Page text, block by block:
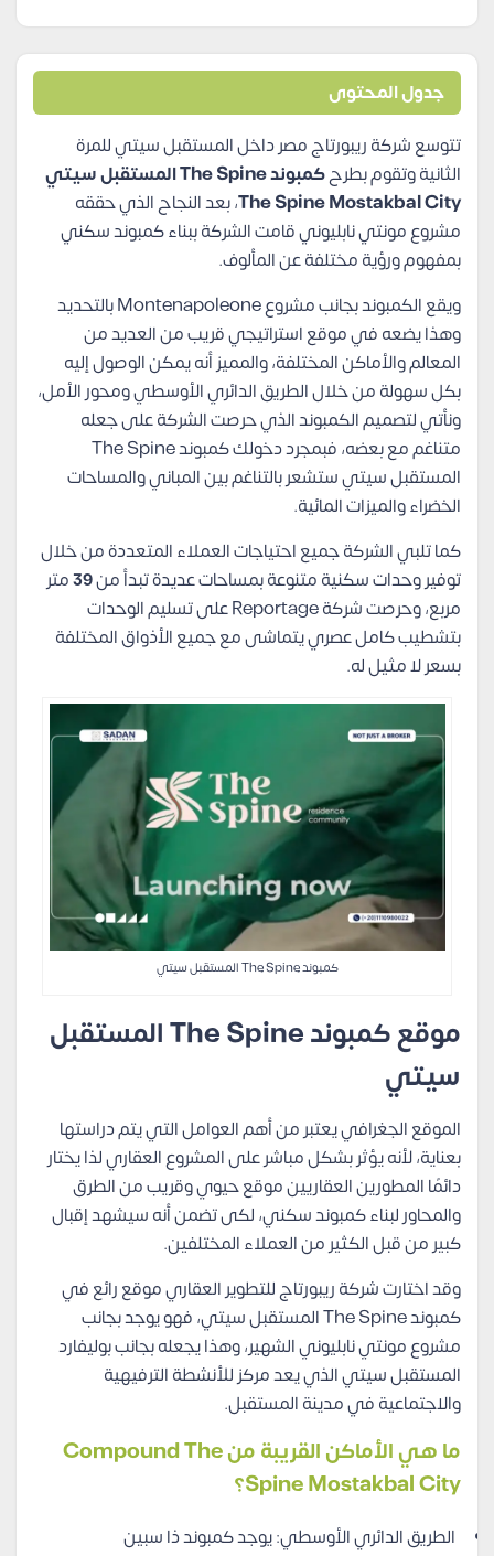
جدول المحتوى
تتوسع شركة ريبورتاج مصر داخل المستقبل سيتي للمرة
الثانية وتقوم بطرح
كمبوند The Spine المستقبل سيتي
The Spine Mostakbal City، بعد النجاح الذي حققه
مشروع مونتي نابليوني قامت الشركة ببناء كمبوند سكني
بمفهوم ورؤية مختلفة عن المألوف.
ويقع الكمبوند بجانب مشروع Montenapoleone بالتحديد
وهذا يضعه في موقع استراتيجي قريب من العديد من
المعالم والأماكن المختلفة، والمميز أنه يمكن الوصول إليه
بكل سهولة من خلال الطريق الدائري الأوسطي ومحور الأمل،
ونأتي لتصميم الكمبوند الذي حرصت الشركة على جعله
متناغم مع بعضه، فبمجرد دخولك كمبوند The Spine
المستقبل سيتي ستشعر بالتناغم بين المباني والمساحات
الخضراء والميزات المائية.
كما تلبي الشركة جميع احتياجات العملاء المتعددة من خلال
توفير وحدات سكنية متنوعة بمساحات عديدة تبدأ من39متر
مربع، وحرصت شركة Reportage على تسليم الوحدات
بتشطيب كامل عصري يتماشى مع جميع الأذواق المختلفة
بسعر لا مثيل له.
كمبوند The Spine المستقبل سيتي
موقع كمبوند The Spine المستقبل
سيتي
الموقع الجغرافي يعتبر من أهم العوامل التي يتم دراستها
بعناية، لأنه يؤثر بشكل مباشر على المشروع العقاري لذا يختار
دائمًا المطورين العقاريين موقع حيوي وقريب من الطرق
والمحاور لبناء كمبوند سكني، لكى تضمن أنه سيشهد إقبال
كبير من قبل الكثير من العملاء المختلفين.
وقد اختارت شركة ريبورتاج للتطوير العقاري موقع رائع في
كمبوند The Spine المستقبل سيتي، فهو يوجد بجانب
مشروع مونتي نابليوني الشهير، وهذا يجعله بجانب بوليفارد
المستقبل سيتي الذي يعد مركز للأنشطة الترفيهية
والاجتماعية في مدينة المستقبل.
ما هي الأماكن القريبة من Compound The
Spine Mostakbal City؟
الطريق الدائري الأوسطي: يوجد كمبوند ذا سبين